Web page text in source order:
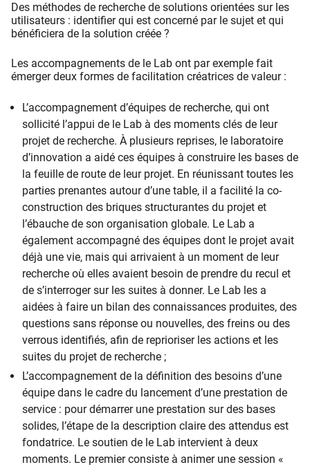
Des méthodes de recherche de solutions orientées sur les
utilisateurs : identifier qui est concerné par le sujet et qui
bénéficiera de la solution créée ?
Les accompagnements de le Lab ont par exemple fait
émerger deux formes de facilitation créatrices de valeur :
L’accompagnement d’équipes de recherche, qui ont
sollicité l’appui de le Lab à des moments clés de leur
projet de recherche. À plusieurs reprises, le laboratoire
d’innovation a aidé ces équipes à construire les bases de
la feuille de route de leur projet. En réunissant toutes les
parties prenantes autour d’une table, il a facilité la co-
construction des briques structurantes du projet et
l’ébauche de son organisation globale. Le Lab a
également accompagné des équipes dont le projet avait
déjà une vie, mais qui arrivaient à un moment de leur
recherche où elles avaient besoin de prendre du recul et
de s’interroger sur les suites à donner. Le Lab les a
aidées à faire un bilan des connaissances produites, des
questions sans réponse ou nouvelles, des freins ou des
verrous identifiés, afin de reprioriser les actions et les
suites du projet de recherche ;
L’accompagnement de la définition des besoins d’une
équipe dans le cadre du lancement d’une prestation de
service : pour démarrer une prestation sur des bases
solides, l’étape de la description claire des attendus est
fondatrice. Le soutien de le Lab intervient à deux
moments. Le premier consiste à animer une session «